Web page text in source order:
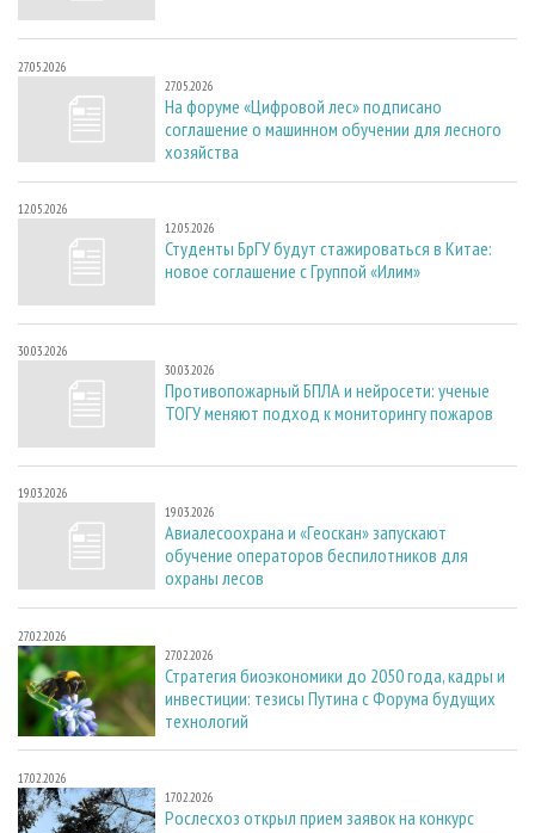
27.05.2026
27.05.2026
На форуме «Цифровой лес» подписано
соглашение о машинном обучении для лесного
хозяйства
12.05.2026
12.05.2026
Студенты БрГУ будут стажироваться в Китае:
новое соглашение с Группой «Илим»
30.03.2026
30.03.2026
Противопожарный БПЛА и нейросети: ученые
ТОГУ меняют подход к мониторингу пожаров
19.03.2026
19.03.2026
Авиалесоохрана и «Геоскан» запускают
обучение операторов беспилотников для
охраны лесов
27.02.2026
27.02.2026
Стратегия биоэкономики до 2050 года, кадры и
инвестиции: тезисы Путина с Форума будущих
технологий
17.02.2026
17.02.2026
Рослесхоз открыл прием заявок на конкурс